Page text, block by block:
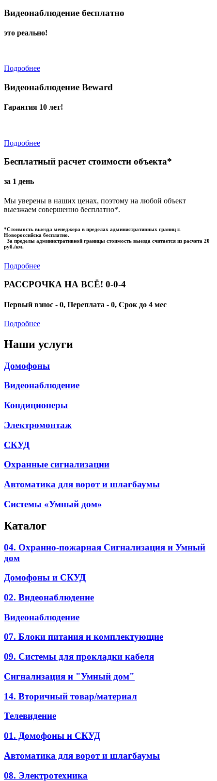
Видеонаблюдение бесплатно
это реально!
Подробнее
Видеонаблюдение Beward
Гарантия 10 лет!
Подробнее
Бесплатный расчет стоимости объекта*
за 1 день
Мы уверены в наших ценах, поэтому на любой объект
выезжаем совершенно бесплатно*.
*Стоимость выезда менеджера в пределах административных границ г.
Новороссийска бесплатно.
За пределы административной границы стоимость выезда считается из расчета 20
руб./км.
Подробнее
РАССРОЧКА НА ВСЁ! 0-0-4
Первый взнос - 0, Переплата - 0, Срок до 4 мес
Подробнее
Наши услуги
Домофоны
Видеонаблюдение
Кондиционеры
Электромонтаж
СКУД
Охранные сигнализации
Автоматика для ворот и шлагбаумы
Системы «Умный дом»
Каталог
04. Охранно-пожарная Сигнализация и Умный
дом
Домофоны и СКУД
02. Видеонаблюдение
Видеонаблюдение
07. Блоки питания и комплектующие
09. Системы для прокладки кабеля
Сигнализация и "Умный дом"
14. Вторичный товар/материал
Телевидение
01. Домофоны и СКУД
Автоматика для ворот и шлагбаумы
08. Электротехника